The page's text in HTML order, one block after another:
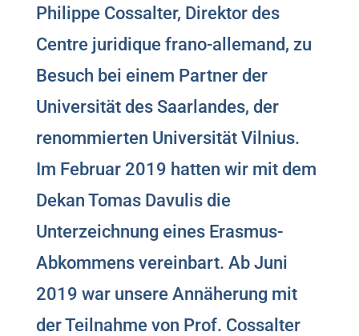
Philippe Cossalter, Direktor des
Centre juridique frano-allemand, zu
Besuch bei einem Partner der
Universität des Saarlandes, der
renommierten Universität Vilnius.
Im Februar 2019 hatten wir mit dem
Dekan Tomas Davulis die
Unterzeichnung eines Erasmus-
Abkommens vereinbart. Ab Juni
2019 war unsere Annäherung mit
der Teilnahme von Prof. Cossalter